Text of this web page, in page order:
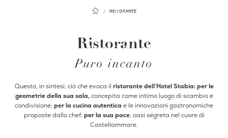
Hotel
Colazione
Camere & Suite
Rooftop
Facebook Instagram
RISTORANTE
Ristorante
Puro incanto
Questo, in sintesi, ciò che evoca il ristorante dell’Hotel Stabia:per le
geometrie della sua sala,concepita come intimo luogo di scambio e
condivisione; per la cucina autentica e le innovazioni gastronomiche
proposte dallo chef; per la sua pace, oasi segreta nel cuore di
Castellammare.